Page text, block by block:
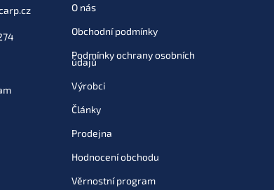
O nás
Obchodní podmínky
Podmínky ochrany osobních
údajů
Výrobci
Články
Prodejna
Hodnocení obchodu
Věrnostní program